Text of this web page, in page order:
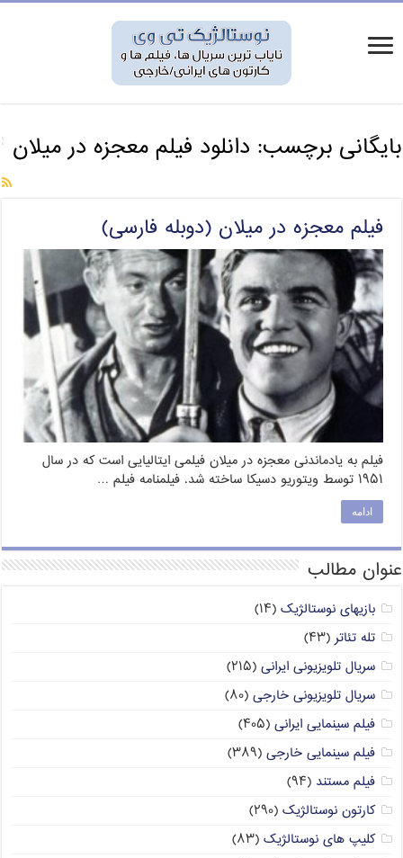
بایگانی برچسب: دانلود فیلم معجزه در میلان
فیلم معجزه در میلان (دوبله فارسی)
فیلم به یادماندنی معجزه در میلان فیلمی ایتالیایی است که در سال
۱۹۵۱ توسط ویتوریو دسیکا ساخته شد. فیلمنامه فیلم …
ادامه
عنوان مطالب
بازیهای نوستالژیک (۱۴)
تله تئاتر (۴۳)
سریال تلویزیونی ایرانی (۲۱۵)
سریال تلویزیونی خارجی (۸۰)
فیلم سینمایی ایرانی (۴۰۵)
فیلم سینمایی خارجی (۳۸۹)
فیلم مستند (۹۴)
کارتون نوستالژیک (۲۹۰)
کلیپ های نوستالژیک (۸۳)